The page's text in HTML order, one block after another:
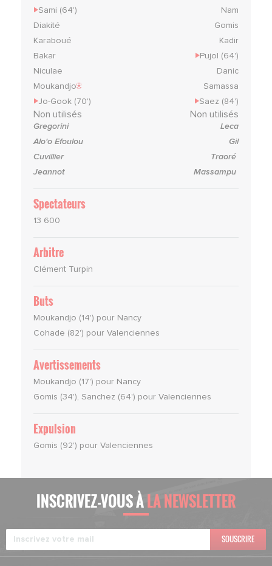
Sami (64')
Diakité
Karaboué
Bakar
Niculae
Moukandjo
Jo-Gook (70')
Nam
Gomis
Kadir
Pujol (64')
Danic
Samassa
Saez (84')
Non utilisés
Gregorini
Alo'o Efoulou
Cuvillier
Jeannot
Non utilisés
Leca
Gil
Traoré
Massampu
Spectateurs
13 600
Arbitre
Clément Turpin
Buts
Moukandjo (14') pour Nancy
Cohade (82') pour Valenciennes
Avertissements
Moukandjo (17') pour Nancy
Gomis (34'), Sanchez (64') pour Valenciennes
Expulsion
Gomis (92') pour Valenciennes
INSCRIVEZ-VOUS ÀLA NEWSLETTER
SOUSCRIRE